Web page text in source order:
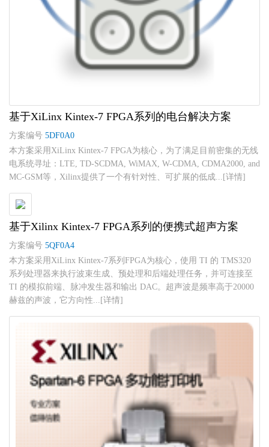
基于XiLinx Kintex-7 FPGA系列的电台解决方案
方案编号 5DF0A0
本方案采用XiLinx Kintex-7 FPGA为核心，为了满足目前密集的无线
电系统寻址：LTE, TD-SCDMA, WiMAX, W-CDMA, CDMA2000, and
MC-GSM等，Xilinx提供了一个有针对性、可扩展的低成...[详情]
基于Xilinx Kintex-7 FPGA系列的便携式超声方案
方案编号 5QF0A4
本方案采用XiLinx Kintex-7系列FPGA为核心，使用 TI 的 TMS320
系列处理器来执行波束生成、预处理和后端处理任务，并可连接至
TI 的模拟前端、脉冲发生器和输出 DAC。超声波是频率高于20000
赫兹的声波，它方向性...[详情]